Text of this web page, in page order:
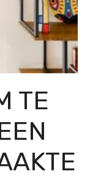
TE